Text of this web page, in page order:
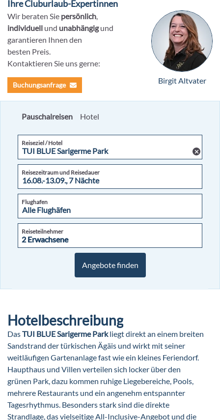
Ihre Cluburlaub-Expertinnen
Wir beraten Sie persönlich,
individuell und unabhängigund
garantieren Ihnen den
besten Preis.
Kontaktieren Sie uns gerne:
Buchungsanfrage Birgit Altvater
Pauschalreisen Hotel
Reiseziel / Hotel
Reisezeitraum und Reisedauer
Flughafen
Reiseteilnehmer
2 Erwachsene
2 Erwachsene
Angebote finden
Hotelbeschreibung
DasTUI BLUE Sarigerme Parkliegt direkt an einem breiten
Sandstrand der türkischen Ägäis und wirkt mit seiner
weitläufigen Gartenanlage fast wie ein kleines Feriendorf.
Haupthaus und Villen verteilen sich locker über den
grünen Park, dazu kommen ruhige Liegebereiche, Pools,
mehrere Restaurants und ein angenehm entspannter
Tagesrhythmus. Besonders stark sind die direkte
Strandlage, das vielseitige All-Inclusive-Angebot und die